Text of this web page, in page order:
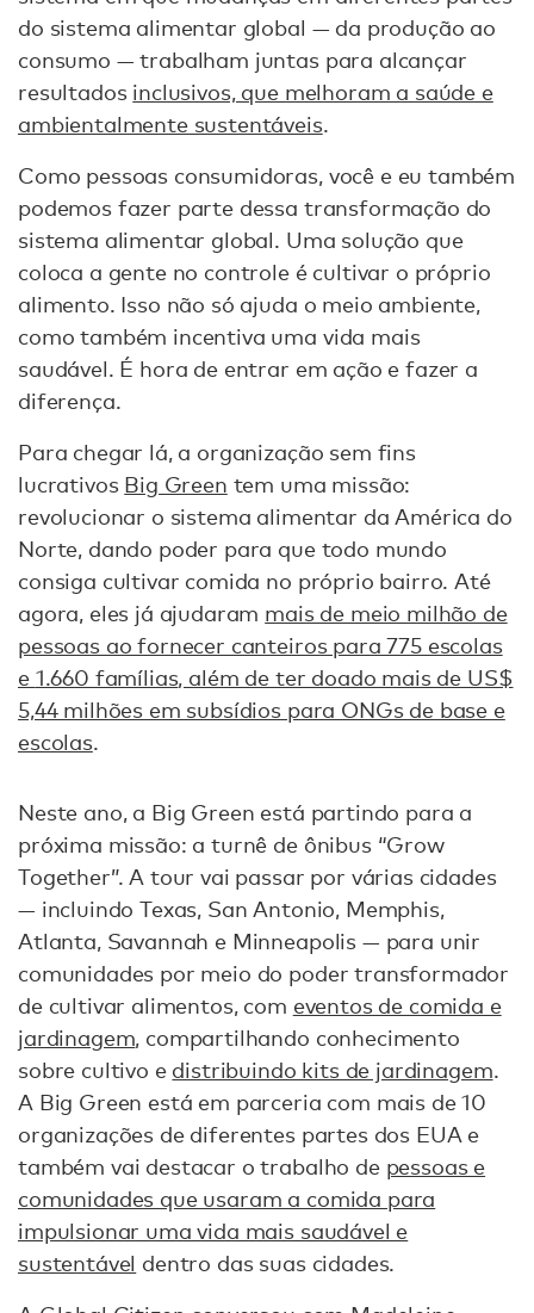
do sistema alimentar global — da produção ao
consumo — trabalham juntas para alcançar
resultados inclusivos, que melhoram a saúde e
ambientalmente sustentáveis.
Como pessoas consumidoras, você e eu também
podemos fazer parte dessa transformação do
sistema alimentar global. Uma solução que
coloca a gente no controle é cultivar o próprio
alimento. Isso não só ajuda o meio ambiente,
como também incentiva uma vida mais
saudável. É hora de entrar em ação e fazer a
diferença.
Para chegar lá, a organização sem fins
lucrativos Big Green tem uma missão:
revolucionar o sistema alimentar da América do
Norte, dando poder para que todo mundo
consiga cultivar comida no próprio bairro. Até
agora, eles já ajudaram mais de meio milhão de
pessoas ao fornecer canteiros para 775 escolas
e 1.660 famílias, além de ter doado mais de US$
5,44 milhões em subsídios para ONGs de base e
escolas.
Neste ano, a Big Green está partindo para a
próxima missão: a turnê de ônibus “Grow
Together”. A tour vai passar por várias cidades
— incluindo Texas, San Antonio, Memphis,
Atlanta, Savannah e Minneapolis — para unir
comunidades por meio do poder transformador
de cultivar alimentos, com eventos de comida e
jardinagem, compartilhando conhecimento
sobre cultivo e distribuindo kits de jardinagem.
A Big Green está em parceria com mais de 10
organizações de diferentes partes dos EUA e
também vai destacar o trabalho de pessoas e
comunidades que usaram a comida para
impulsionar uma vida mais saudável e
sustentável dentro das suas cidades.